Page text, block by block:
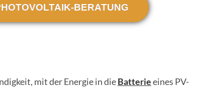
BERATUNG
mit der Energie in dieBatterieeines PV-